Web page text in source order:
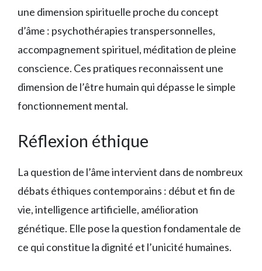
une dimension spirituelle proche du concept
d’âme : psychothérapies transpersonnelles,
accompagnement spirituel, méditation de pleine
conscience. Ces pratiques reconnaissent une
dimension de l’être humain qui dépasse le simple
fonctionnement mental.
Réflexion éthique
La question de l’âme intervient dans de nombreux
débats éthiques contemporains : début et fin de
vie, intelligence artificielle, amélioration
génétique. Elle pose la question fondamentale de
ce qui constitue la dignité et l’unicité humaines.